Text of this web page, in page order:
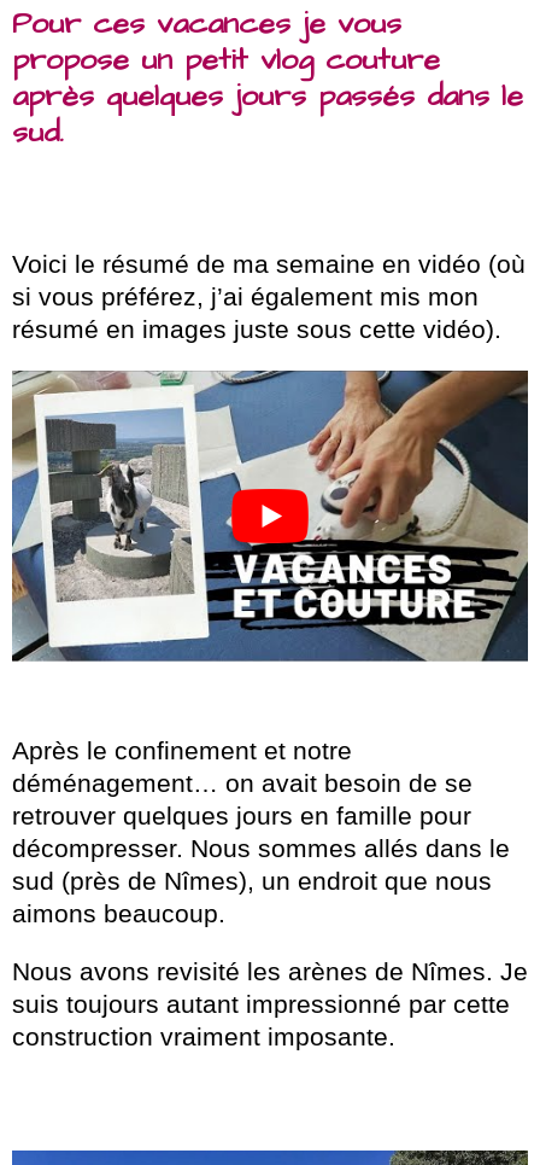
Pour ces vacances je vous
propose un petit vlog couture
après quelques jours passés dans le
sud.
Voici le résumé de ma semaine en vidéo (où
si vous préférez, j’ai également mis mon
résumé en images juste sous cette vidéo).
Après le confinement et notre
déménagement… on avait besoin de se
retrouver quelques jours en famille pour
décompresser. Nous sommes allés dans le
sud (près de Nîmes), un endroit que nous
aimons beaucoup.
Nous avons revisité les arènes de Nîmes. Je
suis toujours autant impressionné par cette
construction vraiment imposante.